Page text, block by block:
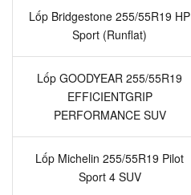
Lốp Bridgestone 255/55R19 HP
Sport (Runflat)
Lốp GOODYEAR 255/55R19
EFFICIENTGRIP
PERFORMANCE SUV
Lốp Michelin 255/55R19 Pilot
Sport 4 SUV